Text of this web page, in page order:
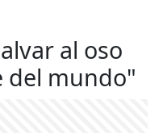
al oso
del mundo"